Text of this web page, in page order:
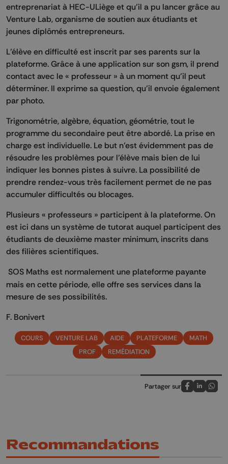
entreprenariat à HEC-ULiège et qu’il a pu lancer grâce au
Venture Lab, organisme de soutien aux étudiants et
jeunes diplômés entrepreneurs.
L’élève en difficulté est inscrit par ses parents sur la
plateforme. Grâce à une application sur son gsm, il prend
contact avec le « professeur » à un moment qu’il peut
déterminer. Il exprime sa question, qu’il envoie également
par photo.
Trigonométrie, algèbre, équation, géométrie, tout le
programme du secondaire peut être abordé. La prise en
charge est individuelle. Le but n’est évidemment pas de
résoudre les problèmes pour l’élève mais bien de lui
indiquer les bonnes pistes à suivre. La possibilité de
prendre rendez-vous très facilement permet de ne pas
accumuler difficultés ou blocages.
Plusieurs « professeurs » participent à la plateforme. On
est ici dans un système de tutorat auquel participent des
étudiants de deuxième master minimum, inscrits dans
des filières scientifiques.
SOS Maths est normalement une plateforme payante
mais en cette période, elle offre ses services dans la
mesure de ses possibilités.
F. Bonivert
COURS VENTURE LAB AIDE PLATEFORME
MATH
PROF
REMÉDIATION
Partager sur
Partagez sur
Partagez
Recommandations